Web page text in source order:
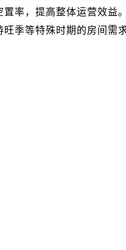
率，提高整体运营效益。
季等特殊时期的房间需